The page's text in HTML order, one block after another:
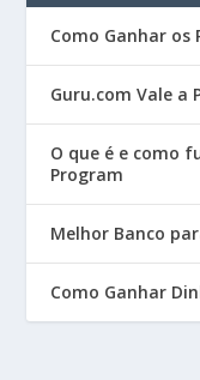
Como Ganhar os
Guru.com Vale a
O que é e como
Program
Melhor Banco
Como Ganhar